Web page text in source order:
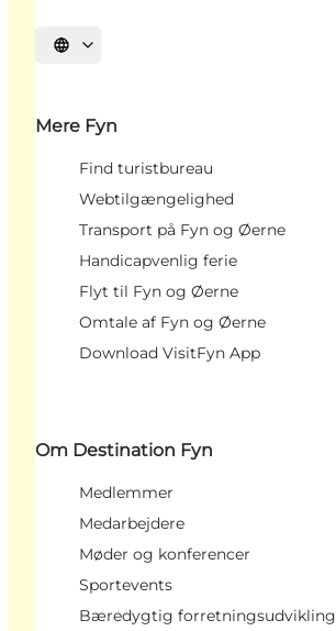
Vælg sprog
Mere Fyn
Find turistbureau
Webtilgængelighed
Transport på Fyn og Øerne
Handicapvenlig ferie
Flyt til Fyn og Øerne
Omtale af Fyn og Øerne
Download VisitFyn App
Om Destination Fyn
Medlemmer
Medarbejdere
Møder og konferencer
Sportevents
Bæredygtig forretningsudvikling